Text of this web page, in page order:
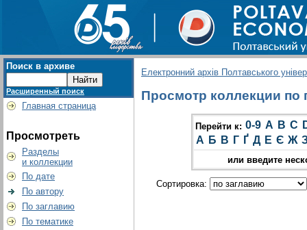
Поиск в архиве
Расширенный поиск
Главная страница
Просмотреть
Разделы
и коллекции
По дате
По автору
По заглавию
По тематике
Електронний архів Полтавського
Просмотр коллекции по
Перейти к: 0-9 A B C
А Б В Г Ґ Д Е Є Ж
или введите
Сортировка: